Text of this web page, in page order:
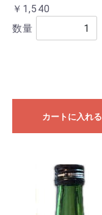
￥1,540
数量
カートに入れる